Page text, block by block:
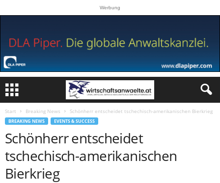
Werbung
Start Breaking News Schönherr entscheidet tschechisch-amerikanischen Bierkrieg
BREAKING NEWS EVENTS & SUCCESS
Schönherr entscheidet
tschechisch-amerikanischen
Bierkrieg